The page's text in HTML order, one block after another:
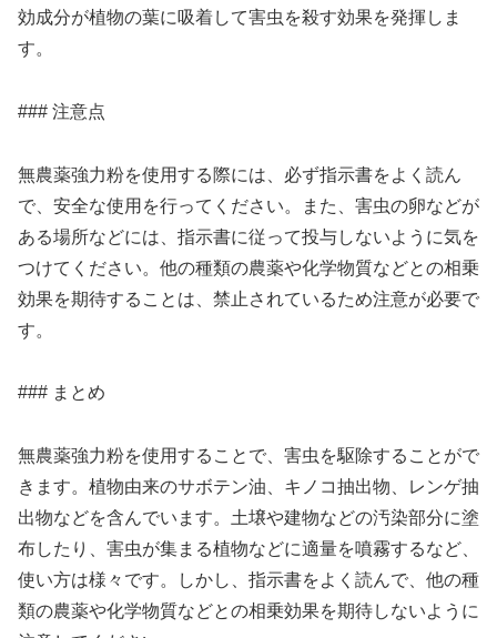
効成分が植物の葉に吸着して害虫を殺す効果を発揮しま
す。
### 注意点
無農薬強力粉を使用する際には、必ず指示書をよく読ん
で、安全な使用を行ってください。また、害虫の卵などが
ある場所などには、指示書に従って投与しないように気を
つけてください。他の種類の農薬や化学物質などとの相乗
効果を期待することは、禁止されているため注意が必要で
す。
### まとめ
無農薬強力粉を使用することで、害虫を駆除することがで
きます。植物由来のサボテン油、キノコ抽出物、レンゲ抽
出物などを含んでいます。土壌や建物などの汚染部分に塗
布したり、害虫が集まる植物などに適量を噴霧するなど、
使い方は様々です。しかし、指示書をよく読んで、他の種
類の農薬や化学物質などとの相乗効果を期待しないように